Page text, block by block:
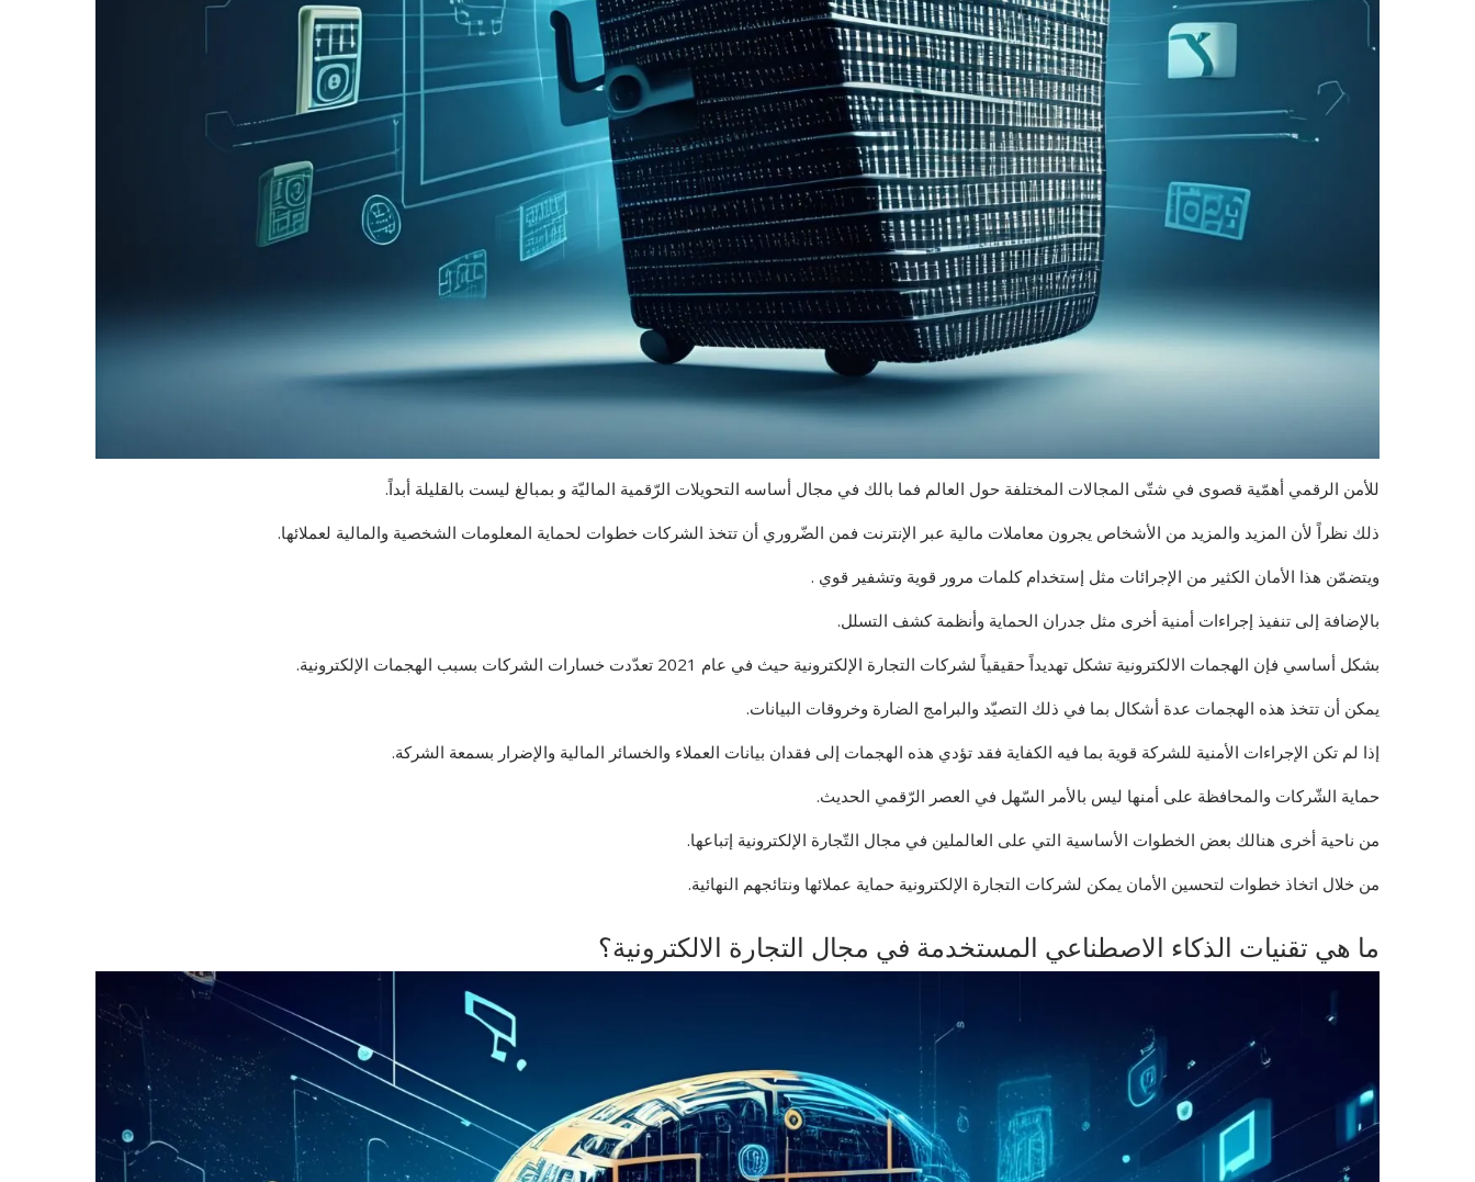
للأمن الرقمي أهمّية قصوى في شتّى المجالات المختلفة حول العالم فما بالك في مجال أساسه التحويلات الرّقمية الماليّة و بمبالغ ليست بالقليلة أبداً.
ذلك نظراً لأن المزيد والمزيد من الأشخاص يجرون معاملات مالية عبر الإنترنت فمن الضّروري أن تتخذ الشركات خطوات لحماية المعلومات الشخصية والمالية لعملائها.
ويتضمّن هذا الأمان الكثير من الإجرائات مثل إستخدام كلمات مرور قوية وتشفير قوي .
بالإضافة إلى تنفيذ إجراءات أمنية أخرى مثل جدران الحماية وأنظمة كشف التسلل.
بشكل أساسي فإن الهجمات الالكترونية تشكل تهديداً حقيقياً لشركات التجارة الإلكترونية حيث في عام 2021 تعدّدت خسارات الشركات بسبب الهجمات الإلكترونية.
يمكن أن تتخذ هذه الهجمات عدة أشكال بما في ذلك التصيّد والبرامج الضارة وخروقات البيانات.
إذا لم تكن الإجراءات الأمنية للشركة قوية بما فيه الكفاية فقد تؤدي هذه الهجمات إلى فقدان بيانات العملاء والخسائر المالية والإضرار بسمعة الشركة.
حماية الشّركات والمحافظة على أمنها ليس بالأمر السّهل في العصر الرّقمي الحديث.
من ناحية أخرى هنالك بعض الخطوات الأساسية التي على العالملين في مجال التّجارة الإلكترونية إتباعها.
من خلال اتخاذ خطوات لتحسين الأمان يمكن لشركات التجارة الإلكترونية حماية عملائها ونتائجهم النهائية.
ما هي تقنيات الذكاء الاصطناعي المستخدمة في مجال التجارة الالكترونية؟